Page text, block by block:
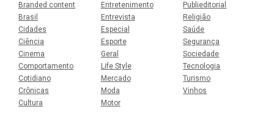
Branded content
Brasil
Cidades
Ciência
Cinema
Comportamento
Cotidiano
Crônicas
Cultura
Entretenimento
Entrevista
Especial
Esporte
Geral
Life Style
Mercado
Moda
Motor
Publieditorial
Religião
Saúde
Segurança
Sociedade
Tecnologia
Turismo
Vinhos